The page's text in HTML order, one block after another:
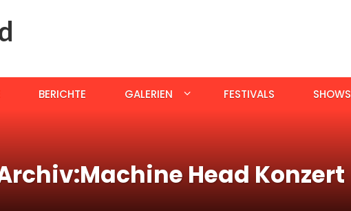
BERICHTE GALERIEN FESTIVALS SHOWS
Head Konzert